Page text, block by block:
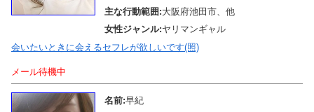
主な行動範囲:大阪府池田市、他
女性ジャンル:ヤリマンギャル
会いたいときに会えるセフレが欲しいです(照)
メール待機中
名前:早紀